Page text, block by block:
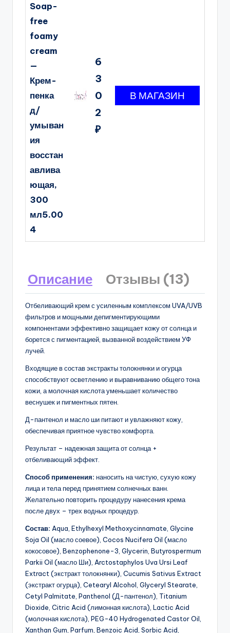
Soap-
free
foamy
cream
—
Крем-
пенка
д/
умыван
ия
восстан
авлива
ющая,
300
мл5.00
4
6
3
0
2
₽
Описание Отзывы (13)
Отбеливающий крем с усиленным комплексом UVA/UVB
фильтров и мощными депигментирующими
компонентами эффективно защищает кожу от солнца и
борется с пигментацией, вызванной воздействием УФ
лучей.
Входящие в состав экстракты толокнянки и огурца
способствуют осветлению и выравниванию общего тона
кожи, а молочная кислота уменьшает количество
веснушек и пигментных пятен.
Д-пантенол и масло ши питают и увлажняют кожу,
обеспечивая приятное чувство комфорта.
Результат – надежная защита от солнца +
отбеливающий эффект.
Способ применения: наносить на чистую, сухую кожу
лица и тела перед принятием солнечных ванн.
Желательно повторить процедуру нанесения крема
после двух – трех водных процедур.
Состав: Aqua, Ethylhexyl Methoxycinnamate, Glycine
Soja Oil (масло соевое), Cocos Nucifera Oil (масло
кокосовое), Benzophenone-3, Glycerin, Butyrospermum
Parkii Oil (масло Ши), Arctostaphylos Uva Ursi Leaf
Extract (экстракт толокнянки), Cucumis Sativus Extract
(экстракт огурца), Cetearyl Alcohol, Glyceryl Stearate,
Cetyl Palmitate, Panthenol (Д-пантенол), Titanium
Dioxide, Citric Acid (лимонная кислота), Lactic Acid
(молочная кислота), PEG-40 Hydrogenated Castor Oil,
Xanthan Gum, Parfum, Benzoic Acid, Sorbic Acid,